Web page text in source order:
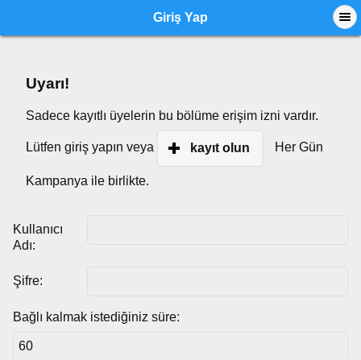
Giriş Yap
Uyarı!
Sadece kayıtlı üyelerin bu bölüme erişim izni vardır.
Lütfen giriş yapın veya kayıt olun Her Gün
Kampanya ile birlikte.
Kullanıcı
Adı:
Şifre:
Bağlı kalmak istediğiniz süre: